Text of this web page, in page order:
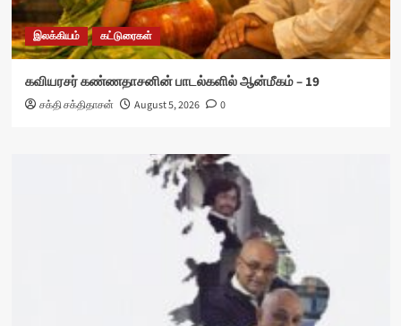
இலக்கியம் கட்டுரைகள்
கவியரசர் கண்ணதாசனின் பாடல்களில் ஆன்மீகம் – 19
சக்தி சக்திதாசன் August 5, 2026 0